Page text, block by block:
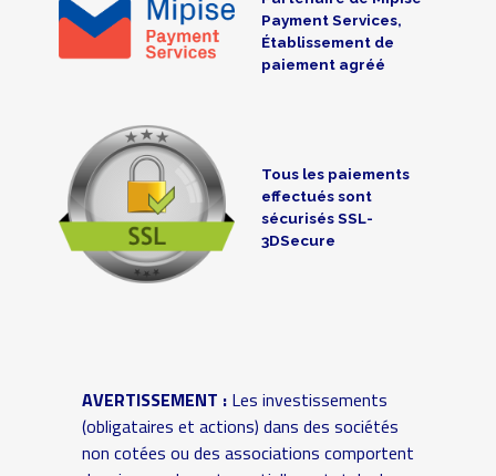
Payment Services,
Établissement de
paiement agréé
Tous les paiements
effectués sont
sécurisés SSL-
3DSecure
AVERTISSEMENT :Les investissements
(obligataires et actions) dans des sociétés
non cotées ou des associations comportent